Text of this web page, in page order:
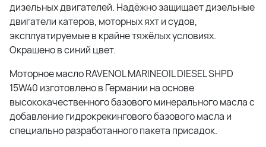
дизельных двигателей. Надёжно защищает дизельные
двигатели катеров, моторных яхт и судов,
эксплуатируемые в крайне тяжёлых условиях.
Окрашено в синий цвет.
Моторное масло RAVENOL MARINEOIL DIESEL SHPD
15W40 изготовлено в Германии на основе
высококачественного базового минерального масла c
добавление гидрокрекингового базового масла и
специально разработанного пакета присадок.